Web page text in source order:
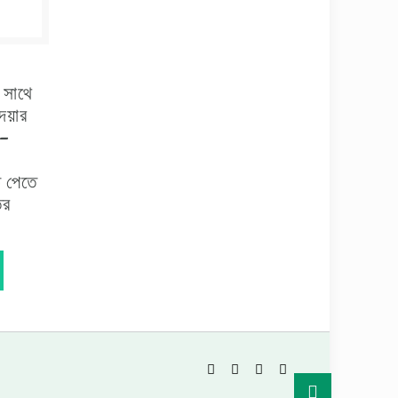
পেতে